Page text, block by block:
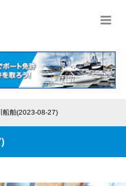
船舶(2023-08-27)